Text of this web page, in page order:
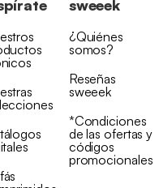
sweeek
¿Quiénes
somos?
Reseñas
sweeek
*Condiciones
de las ofertas y
códigos
promocionales